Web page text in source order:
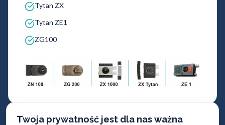
Twoja prywatność jest dla nas ważna
Tytan ZX
Tytan ZE1
ZG100